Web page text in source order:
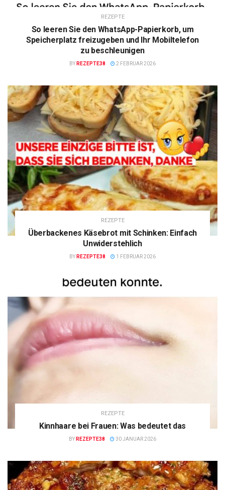
REZEPTE
So leeren Sie den WhatsApp-Papierkorb, um
Speicherplatz freizugeben und Ihr Mobiltelefon
zu beschleunigen
BY REZEPTE38 2 FEBRUAR 2026
REZEPTE
Überbackenes Käsebrot mit Schinken: Einfach
Unwiderstehlich
BY REZEPTE38 1 FEBRUAR 2026
REZEPTE
Kinnhaare bei Frauen: Was bedeutet das
BY REZEPTE38 30 JANUAR 2026